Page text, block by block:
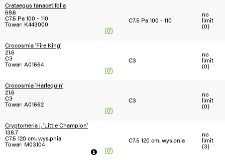
Crataegus tanacetifolia
69.6
C7.5 Pa 100 - 110
Towar: K443000 C7.5 Pa 100 - 110
no
limit
(0)
Crocosmia 'Fire King'
21.6
C3
Towar: A01664 C3
no
limit
(0)
Crocosmia 'Harlequin'
21.6
C3
Towar: A01662 C3
no
limit
(0)
Cryptomeria j. 'Little Champion'
138.7
C7.5 120 cm. wys.pnia
Towar: M03104 C7.5 120 cm. wys.pnia
no
limit
(3)